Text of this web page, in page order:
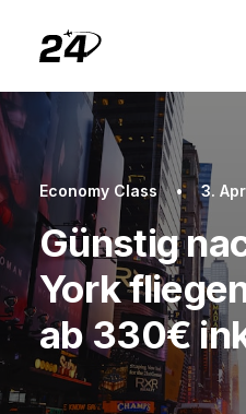
Economy Class • 3.
Günstig
York
ab 330€